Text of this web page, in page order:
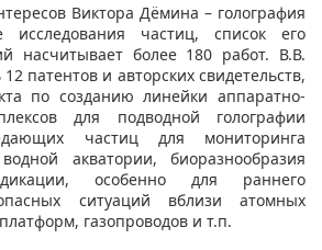
Виктора Дёмина – голография
исследования частиц, список его
насчитывает более 180 работ. В.В.
патентов и авторских свидетельств,
по созданию линейки аппаратно-
для подводной голографии
частиц для мониторинга
акватории, биоразнообразия
особенно для раннего
ситуаций вблизи атомных
газопроводов и т.п.